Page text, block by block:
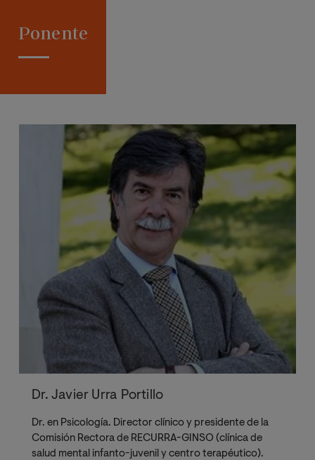
Ponente
Dr. Javier Urra Portillo
Dr. en Psicología. Director clínico y presidente de la
Comisión Rectora de RECURRA-GINSO (clínica de
salud mental infanto-juvenil y centro terapéutico).